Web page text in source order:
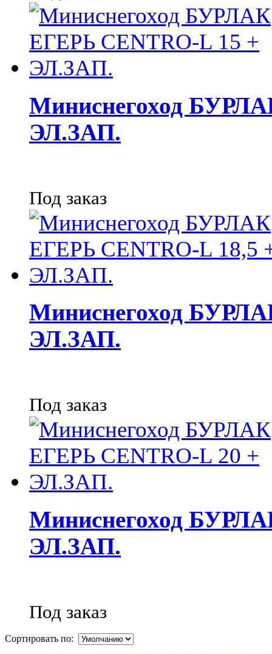
Миниснегоход
ЭЛ.ЗАП.
Под заказ
Миниснегоход
ЭЛ.ЗАП.
Под заказ
Миниснегоход
ЭЛ.ЗАП.
Под заказ
Сортировать по: